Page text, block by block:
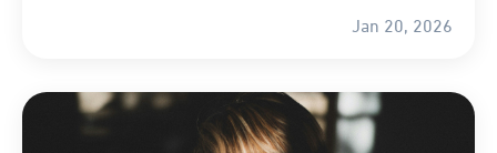
Jan 20, 2026